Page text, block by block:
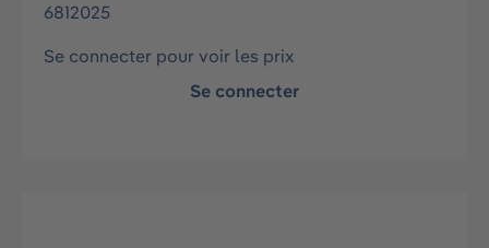
6812025
Se connecter pour voir les prix
Se connecter